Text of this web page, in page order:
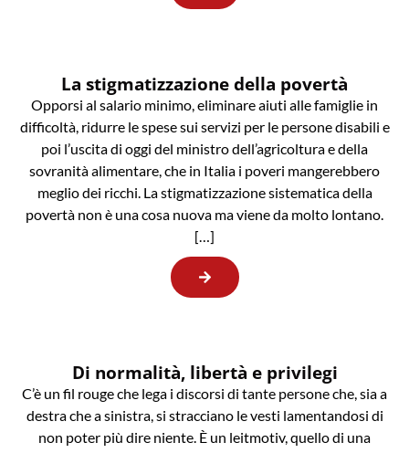
La stigmatizzazione della povertà
Opporsi al salario minimo, eliminare aiuti alle famiglie in
difficoltà, ridurre le spese sui servizi per le persone disabili e
poi l’uscita di oggi del ministro dell’agricoltura e della
sovranità alimentare, che in Italia i poveri mangerebbero
meglio dei ricchi. La stigmatizzazione sistematica della
povertà non è una cosa nuova ma viene da molto lontano.
[…]
Di normalità, libertà e privilegi
C’è un fil rouge che lega i discorsi di tante persone che, sia a
destra che a sinistra, si stracciano le vesti lamentandosi di
non poter più dire niente. È un leitmotiv, quello di una